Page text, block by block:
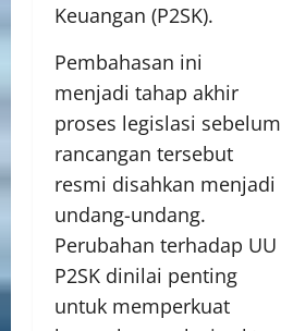
Keuangan (P2SK).
Pembahasan ini
menjadi tahap akhir
proses legislasi sebelum
rancangan tersebut
resmi disahkan menjadi
undang-undang.
Perubahan terhadap UU
P2SK dinilai penting
untuk memperkuat